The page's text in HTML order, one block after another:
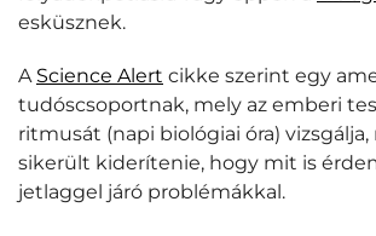
esküsznek.
A Science Alert cikke szerint egy
tudóscsoportnak, mely az emberi
ritmusát (napi biológiai óra)
sikerült kiderítenie, hogy mit is
jetlaggel járó problémákkal.